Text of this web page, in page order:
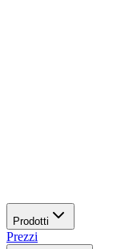
Prodotti
Prezzi